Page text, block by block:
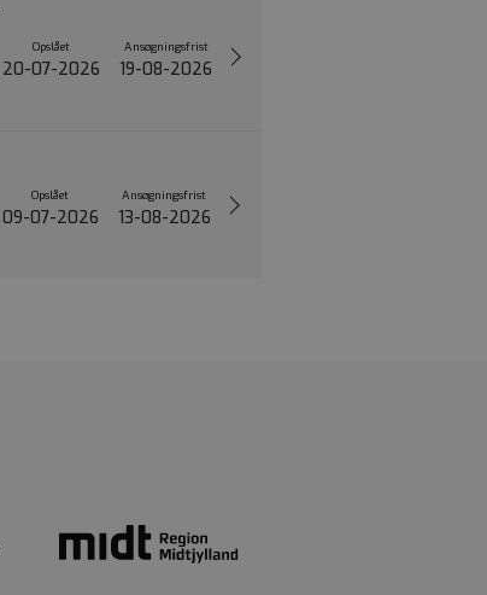
Opslået
20-07-2026
Ansøgningsfrist
19-08-2026
Opslået
09-07-2026
Ansøgningsfrist
13-08-2026